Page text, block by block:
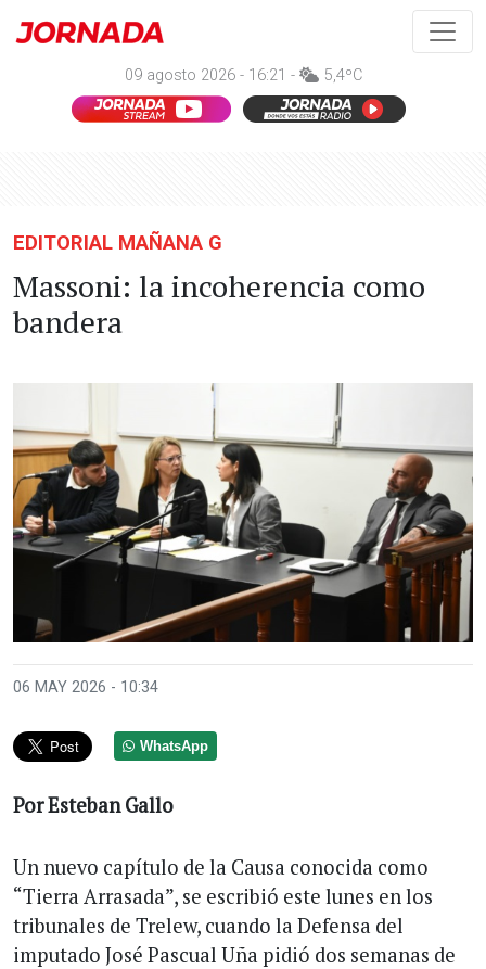
09 agosto 2026 - 16:21 - 5,4ºC
EDITORIAL MAÑANA G
Massoni: la incoherencia como
bandera
06 MAY 2026 - 10:34
WhatsApp
Por Esteban Gallo
Un nuevo capítulo de la Causa conocida como
“Tierra Arrasada”, se escribió este lunes en los
tribunales de Trelew, cuando la Defensa del
imputado José Pascual Uña pidió dos semanas de